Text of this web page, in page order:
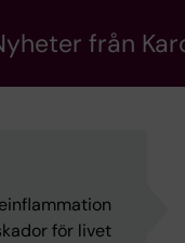
från
för livet